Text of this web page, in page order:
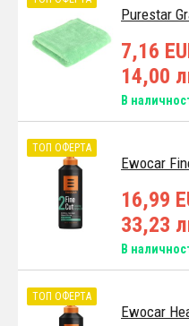
Purestar
7,16
14,00
В
Ewocar
ТОП ОФЕРТА
16,99
33,23
В
Ewocar
ТОП ОФЕРТА